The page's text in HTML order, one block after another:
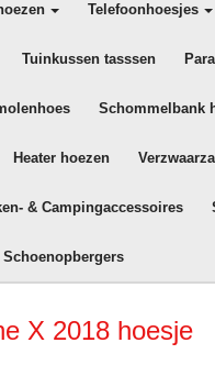
Telefoonhoesjes
Tuinkussen tasssen
Schommelbank
Heater hoezen
& Campingaccessoires
Schoenopbergers
X 2018 hoesje